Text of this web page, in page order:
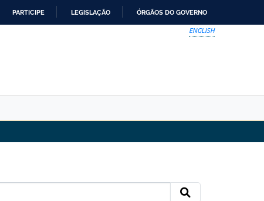
PARTICIPE LEGISLAÇÃO ÓRGÃOS DO GOVERNO
ENGLISH